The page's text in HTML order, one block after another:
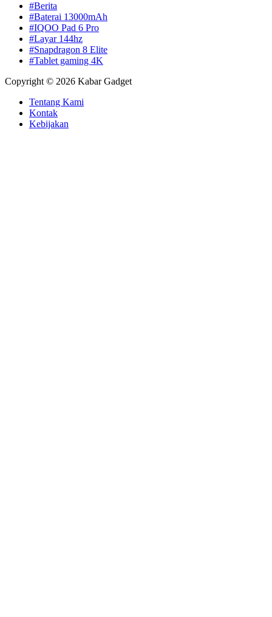
#Berita
#Baterai 13000mAh
#IQOO Pad 6 Pro
#Layar 144hz
#Snapdragon 8 Elite
#Tablet gaming 4K
Copyright © 2026 Kabar Gadget
Tentang Kami
Kontak
Kebijakan